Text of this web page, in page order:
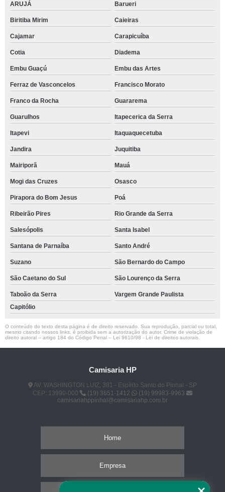
ARUJÁ
Barueri
Biritiba Mirim Caieiras
Cajamar Carapicuíba
Cotia Diadema
Embu Guaçú Embu das Artes
Ferraz de Vasconcelos Francisco Morato
Franco da Rocha Guararema
Guarulhos Itapecerica da Serra
Itapevi Itaquaquecetuba
Jandira Juquitiba
Mairiporã Mauá
Mogi das Cruzes Osasco
Pirapora do Bom Jesus Poá
Ribeirão Pires Rio Grande da Serra
Salesópolis Santa Isabel
Santana de Parnaíba Santo André
Suzano São Bernardo do Campo
São Caetano do Sul São Lourenço da Serra
Taboão da Serra
Vargem Grande Paulista
Capitólio
O conteúdo do texto desta página é de direito reservado. Sua reprodução, parcial ou total,
mesmo citando nossos links, é proibida sem a autorização do autor. Crime de violação de
direito autoral – artigo 184 do Código Penal – Lei 9610/98 - Lei de direitos autorais
Camisaria HP
AV. WASHINGTON LUIZ, 381 - Espírito Santo do Pinhal - SP
CEP: 13990-000
(19) 3651-1412
(19) 99983-9963
camisariahppinhal@camisariahp.com.br
Home
Empresa